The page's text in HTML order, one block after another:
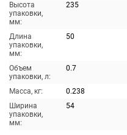
Высота
упаковки,
мм:
235
Длина
упаковки,
мм:
50
Объем
упаковки, л:
0.7
Масса, кг:
0.238
Ширина
упаковки,
мм:
54